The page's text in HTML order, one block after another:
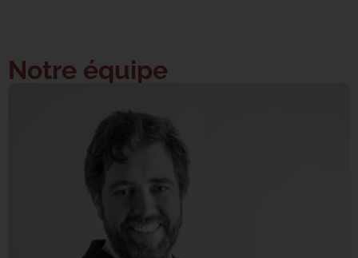
Notre équipe